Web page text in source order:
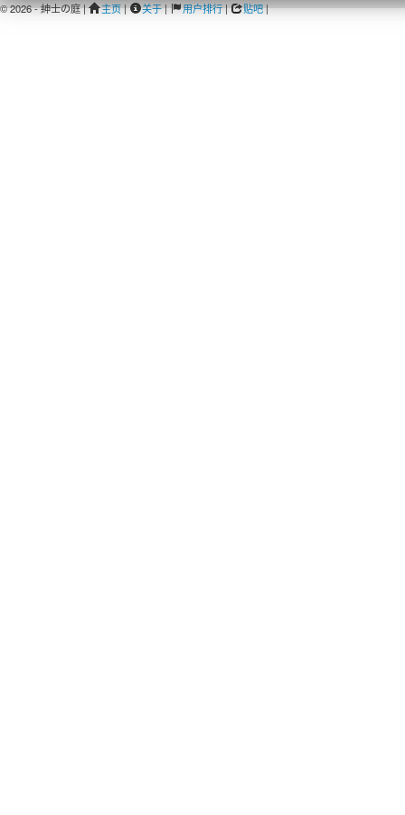
© 2026 - 紳士の庭 | 主页| 关于| 用户排行| 贴吧|